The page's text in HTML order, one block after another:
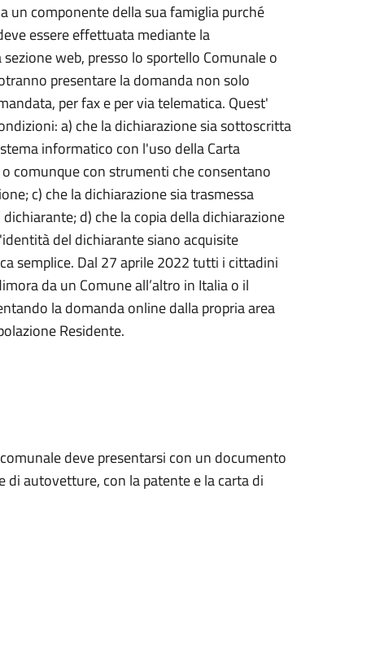
un componente della sua famiglia purché
essere effettuata mediante la
web, presso lo sportello Comunale o
presentare la domanda non solo
per fax e per via telematica. Quest'
a) che la dichiarazione sia sottoscritta
informatico con l'uso della Carta
comunque con strumenti che consentano
c) che la dichiarazione sia trasmessa
d) che la copia della dichiarazione
del dichiarante siano acquisite
semplice. Dal 27 aprile 2022 tutti i cittadini
da un Comune all’altro in Italia o il
la domanda online dalla propria area
Residente.
deve presentarsi con un documento
di autovetture, con la patente e la carta di